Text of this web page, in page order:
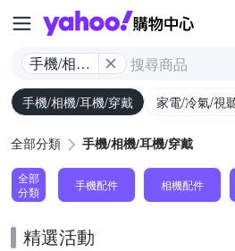
手機/相機/
耳機/穿戴
手機/相機/耳機/穿戴 家電/冷氣/視
全部分類 手機/相機/耳機/穿戴
全部
分類
手機配件 相機配件
精選活動